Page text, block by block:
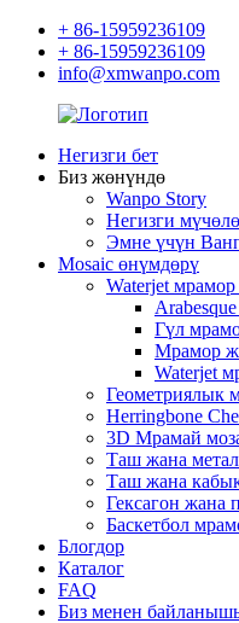
+ 86-15959236109
+ 86-15959236109
info@xmwanpo.com
Негизги бет
Биз жөнүндө
Wanpo Story
Негизги
Эмне үчүн
Mosaic өнүмдөрү
Waterjet
Гүл
Мрамор
Waterjet
Геометриялык
Herringbone
3D Мрамай
Таш жана
Таш жана
Гексагон жана
Баскетбол
Блогдор
Каталог
FAQ
Биз менен